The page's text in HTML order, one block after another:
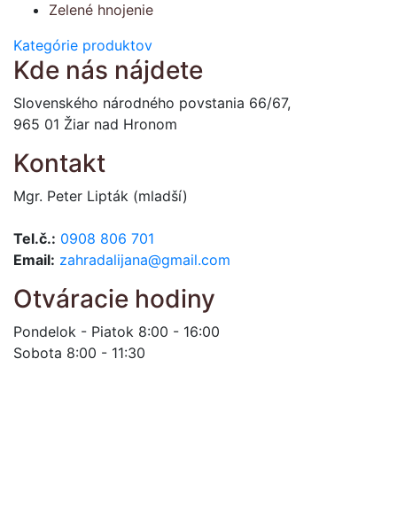
Zelené hnojenie
Kategórie produktov
Kde nás nájdete
Slovenského národného povstania 66/67,
965 01 Žiar nad Hronom
Kontakt
Mgr. Peter Lipták (mladší)
Tel.č.: 0908 806 701
Email: zahradalijana@gmail.com
Otváracie hodiny
Pondelok - Piatok 8:00 - 16:00
Sobota 8:00 - 11:30